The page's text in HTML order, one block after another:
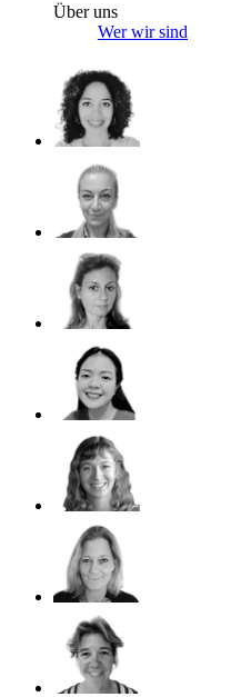
Über uns
Wer wir sind